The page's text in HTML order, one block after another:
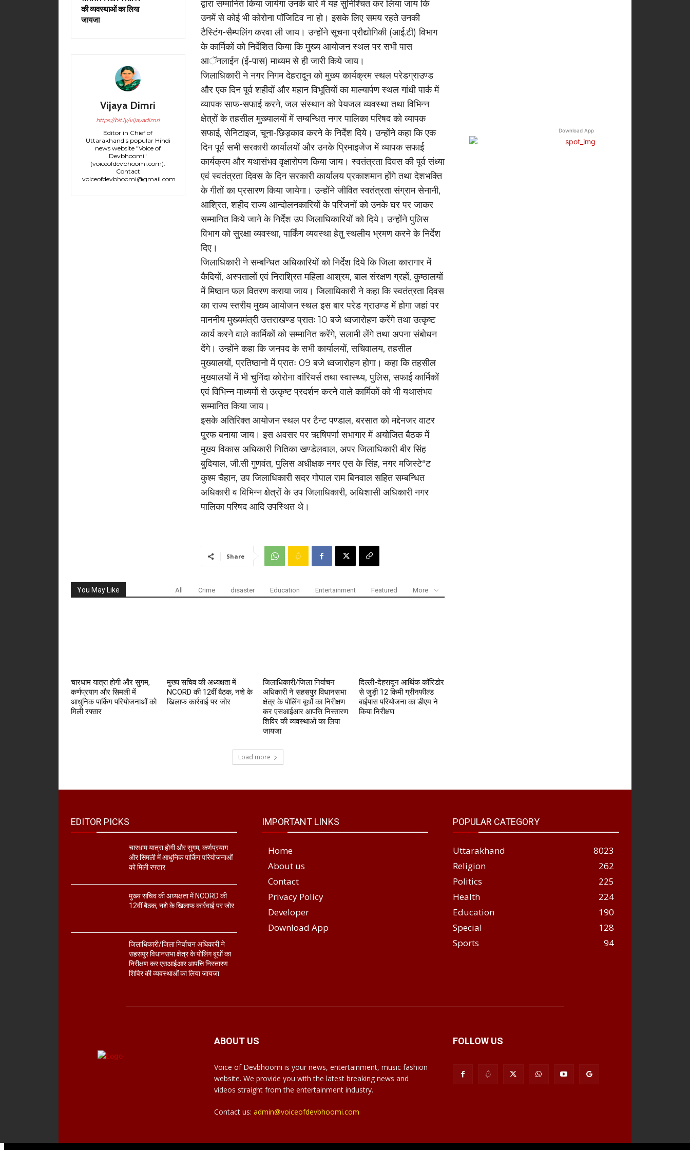
की व्यवस्थाओं का लिया
जायजा
Vijaya Dimri
https://bit.ly/vijayadimri
Editor in Chief of
Uttarakhand's popular Hindi
news website "Voice of
Devbhoomi"
(voiceofdevbhoomi.com).
Contact
voiceofdevbhoomi@gmail.com
द्वारा सम्मानित किया जायेगा उनके बारे में यह सुनिश्चित कर लिया जाय कि
उनमें से कोई भी कोरोना पाॅजिटिव ना हो। इसके लिए समय रहते उनकी
टैस्टिंग-सैम्पलिंग करवा ली जाय। उन्होंने सूचना प्रौद्योगिकी (आई.टी) विभाग
के कार्मिकों को निर्देशित किया कि मुख्य आयोजन स्थल पर सभी पास
आॅनलाईन (ई-पास) माध्यम से ही जारी किये जाय।
जिलाधिकारी ने नगर निगम देहरादून को मुख्य कार्यक्रम स्थल परेडग्राउण्ड
और एक दिन पूर्व शहीदों और महान विभूतियों का माल्यार्पण स्थल गांधी पार्क में
व्यापक साफ-सफाई करने, जल संस्थान को पेयजल व्यवस्था तथा विभिन्न
क्षेत्रों के तहसील मुख्यालयों में सम्बन्धित नगर पालिका परिषद को व्यापक
सफाई, सेनिटाइज, चूना-छिड़काव करने के निर्देश दिये। उन्होंने कहा कि एक
दिन पूर्व सभी सरकारी कार्यालयों और उनके प्रिमाइजेज में व्यापक सफाई
कार्यक्रम और यथासंभव वृक्षारोपण किया जाय। स्वतंत्रता दिवस की पूर्व संध्या
एवं स्वतंत्रता दिवस के दिन सरकारी कार्यालय प्रकाशमान होंगे तथा देशभक्ति
के गीतों का प्रसारण किया जायेगा। उन्होंने जीवित स्वतंत्रता संग्राम सेनानी,
आश्रित, शहीद राज्य आन्दोलनकारियों के परिजनों को उनके घर पर जाकर
सम्मानित किये जाने के निर्देश उप जिलाधिकारियों को दिये। उन्होंने पुलिस
विभाग को सुरक्षा व्यवस्था, पार्किंग व्यवस्था हेतु स्थलीय भ्रमण करने के निर्देश
दिए।
जिलाधिकारी ने सम्बन्धित अधिकारियों को निर्देश दिये कि जिला कारागार में
कैदियों, अस्पतालों एवं निराश्रित महिला आश्रम, बाल संरक्षण ग्रहों, कुष्ठालयों
में मिष्ठान फल वितरण कराया जाय। जिलाधिकारी ने कहा कि स्वतंत्रता दिवस
का राज्य स्तरीय मुख्य आयोजन स्थल इस बार परेड ग्राउण्ड में होगा जहां पर
माननीय मुख्यमंत्री उत्तराखण्ड प्रातः 10 बजे ध्वजारोहण करेंगे तथा उत्कृष्ट
कार्य करने वाले कार्मिकों को सम्मानित करेंगे, सलामी लेंगे तथा अपना संबोधन
देंगे। उन्होंने कहा कि जनपद के सभी कार्यालयों, सचिवालय, तहसील
मुख्यालयों, प्रतिष्ठानो में प्रातः 09 बजे ध्वजारोहण होगा। कहा कि तहसील
मुख्यालयों में भी चुनिंदा कोरोना वाॅरियर्स तथा स्वास्थ्य, पुलिस, सफाई कार्मिकों
एवं विभिन्न माध्यमों से उत्कृष्ट प्रदर्शन करने वाले कार्मिकों को भी यथासंभव
सम्मानित किया जाय।
इसके अतिरिक्त आयोजन स्थल पर टैन्ट पण्डाल, बरसात को मद्देनजर वाटर
पू्रफ बनाया जाय। इस अवसर पर ऋषिपर्णा सभागार में अयोजित बैठक में
मुख्य विकास अधिकारी नितिका खण्डेलवाल, अपर जिलाधिकारी बीर सिंह
बुदियाल, जी.सी गुणवंत, पुलिस अधीक्षक नगर एस के सिंह, नगर मजिस्टेªट
कुश्म चैहान, उप जिलाधिकारी सदर गोपाल राम बिनवाल सहित सम्बन्धित
अधिकारी व विभिन्न क्षेत्रों के उप जिलाधिकारी, अधिशासी अधिकारी नगर
पालिका परिषद आदि उपस्थित थे।
Share
You May Like All Crime disaster Education Entertainment Featured More
चारधाम यात्रा होगी और सुगम,
कर्णप्रयाग और सिमली में
आधुनिक पार्किंग परियोजनाओं को
मिली रफ्तार
मुख्य सचिव की अध्यक्षता में
NCORD की 12वीं बैठक, नशे के
खिलाफ कार्रवाई पर जोर
जिलाधिकारी/जिला निर्वाचन
अधिकारी ने सहसपुर विधानसभा
क्षेत्र के पोलिंग बूथों का निरीक्षण
कर एसआईआर आपत्ति निस्तारण
शिविर की व्यवस्थाओं का लिया
जायजा
दिल्ली-देहरादून आर्थिक कॉरिडोर
से जुड़ी 12 किमी ग्रीनफील्ड
बाईपास परियोजना का डीएम ने
किया निरीक्षण
Load more
Download App
EDITOR PICKS
चारधाम यात्रा होगी और सुगम, कर्णप्रयाग
और सिमली में आधुनिक पार्किंग परियोजनाओं
को मिली रफ्तार
मुख्य सचिव की अध्यक्षता में NCORD की
12वीं बैठक, नशे के खिलाफ कार्रवाई पर जोर
जिलाधिकारी/जिला निर्वाचन अधिकारी ने
सहसपुर विधानसभा क्षेत्र के पोलिंग बूथों का
निरीक्षण कर एसआईआर आपत्ति निस्तारण
शिविर की व्यवस्थाओं का लिया जायजा
IMPORTANT LINKS
Home
About us
Contact
Privacy Policy
Developer
Download App
POPULAR CATEGORY
Uttarakhand
8023
Religion
262
Politics
225
Health
224
Education
190
Special
128
Sports
94
ABOUT US
Voice of Devbhoomi is your news, entertainment, music fashion
website. We provide you with the latest breaking news and
videos straight from the entertainment industry.
Contact us: admin@voiceofdevbhoomi.com
FOLLOW US